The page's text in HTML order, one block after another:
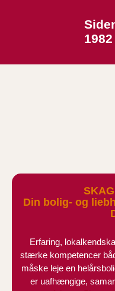
1982
Din bolig- og
Erfaring,
stærke kompetencer
måske leje en
er uafhængige,